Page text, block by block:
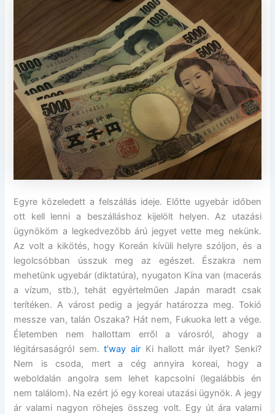
Egyre közeledett a felszállás ideje. Előtte ugyebár időben
ott kell lenni a beszálláshoz kijelölt helyen. Az utazási
ügynököm a legkedvezőbb árú jegyet vette meg nekünk.
Az volt a kikötés, hogy Koreán kívüli helyre szóljon, és a
legolcsóbban ússzuk meg az egészet. Északra nem
mehetünk ugyebár (diktatúra), nyugaton Kína van (macerás
a vízum, stb.), tehát egyértelműen Japán maradt csak
terítéken. A várost pedig a jegyár határozza meg. Tokió
messze van, talán Oszaka? Hát nem, Fukuoka lett a vége.
Életemben nem hallottam erről a városról, ahogy a
légitársaságról sem. t’way air Ki hallott már ilyet? Senki?
Nem is csoda, mert a cég annyira koreai, hogy a
weboldalán angolra sem lehet kapcsolni (legalábbis én
nem találom). Na ezért jó egy koreai utazási ügynök. A jegy
ár valami nagyon röhejes összeg volt. Egy út ára valami